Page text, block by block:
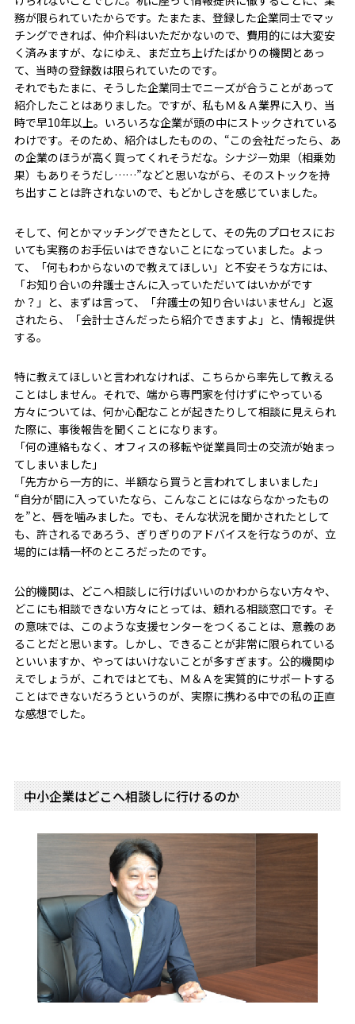
務が限られていたからです。たまたま、登録した企業同士でマッ
チングできれば、仲介料はいただかないので、費用的には大変安
く済みますが、なにゆえ、まだ立ち上げたばかりの機関とあっ
て、当時の登録数は限られていたのです。
それでもたまに、そうした企業同士でニーズが合うことがあって
紹介したことはありました。ですが、私もＭ＆Ａ業界に入り、当
時で早10年以上。いろいろな企業が頭の中にストックされている
わけです。そのため、紹介はしたものの、“この会社だったら、あ
の企業のほうが高く買ってくれそうだな。シナジー効果（相乗効
果）もありそうだし……”などと思いながら、そのストックを持
ち出すことは許されないので、もどかしさを感じていました。
そして、何とかマッチングできたとして、その先のプロセスにお
いても実務のお手伝いはできないことになっていました。よっ
て、「何もわからないので教えてほしい」と不安そうな方には、
「お知り合いの弁護士さんに入っていただいてはいかがです
か？」と、まずは言って、「弁護士の知り合いはいません」と返
されたら、「会計士さんだったら紹介できますよ」と、情報提供
する。
特に教えてほしいと言われなければ、こちらから率先して教える
ことはしません。それで、端から専門家を付けずにやっている
方々については、何か心配なことが起きたりして相談に見えられ
た際に、事後報告を聞くことになります。
「何の連絡もなく、オフィスの移転や従業員同士の交流が始まっ
てしまいました」
「先方から一方的に、半額なら買うと言われてしまいました」
“自分が間に入っていたなら、こんなことにはならなかったもの
を”と、唇を噛みました。でも、そんな状況を聞かされたとして
も、許されるであろう、ぎりぎりのアドバイスを行なうのが、立
場的には精一杯のところだったのです。
公的機関は、どこへ相談しに行けばいいのかわからない方々や、
どこにも相談できない方々にとっては、頼れる相談窓口です。そ
の意味では、このような支援センターをつくることは、意義のあ
ることだと思います。しかし、できることが非常に限られている
といいますか、やってはいけないことが多すぎます。公的機関ゆ
えでしょうが、これではとても、Ｍ＆Ａを実質的にサポートする
ことはできないだろうというのが、実際に携わる中での私の正直
な感想でした。
中小企業はどこへ相談しに行けるのか